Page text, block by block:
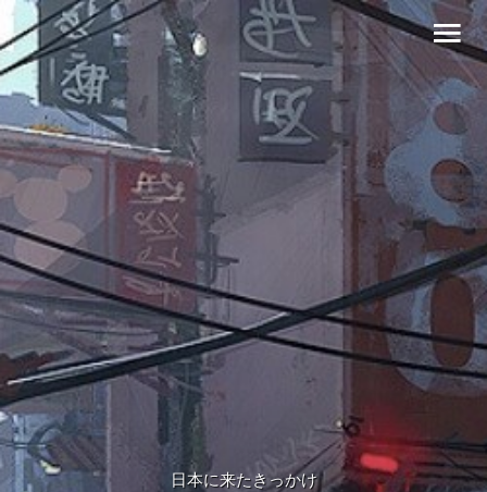
内
容
を
ス
キ
ッ
プ
メ
イ
ン
メ
ニ
ュ
ー
日本に来たきっかけ